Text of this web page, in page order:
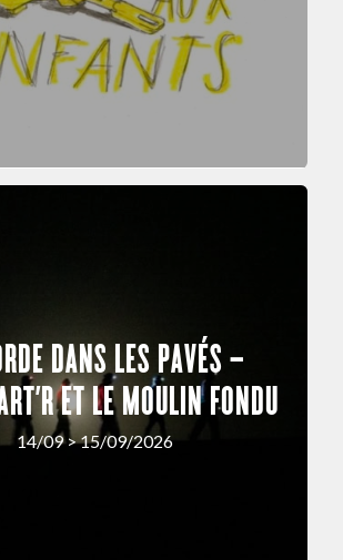
DANS LES PAVÉS –
ET LE MOULIN FONDU
14/09 > 15/09/2026